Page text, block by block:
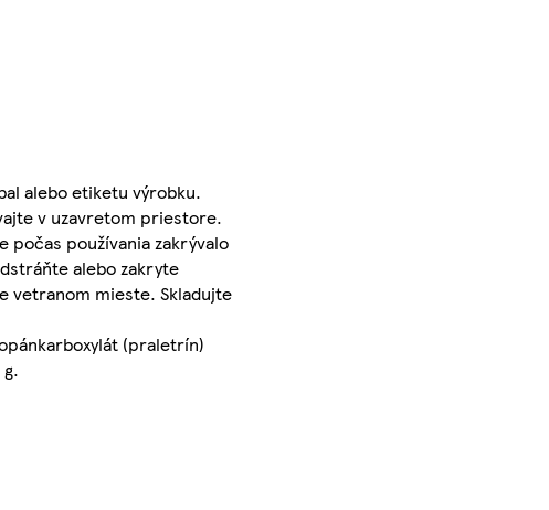
alebo etiketu výrobku.
v uzavretom priestore.
počas používania zakrývalo
alebo zakryte
vetranom mieste. Skladujte
(praletrín)